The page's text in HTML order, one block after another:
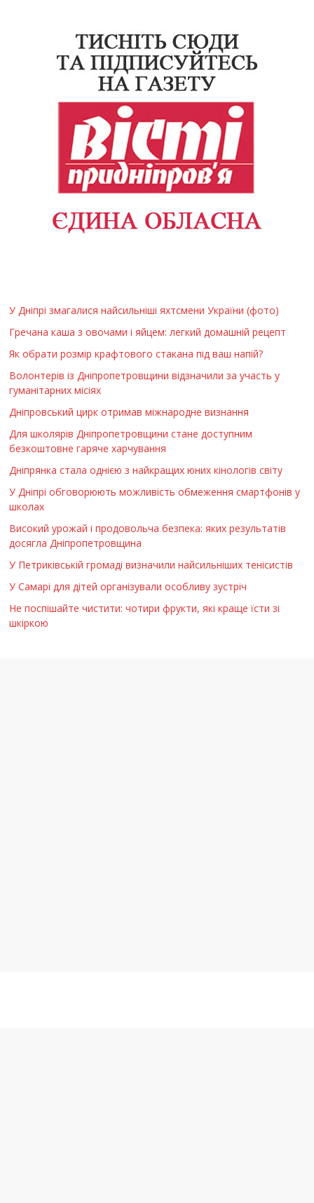
У Дніпрі змагалися найсильніші яхтсмени України (фото)
Гречана каша з овочами і яйцем: легкий домашній рецепт
Як обрати розмір крафтового стакана під ваш напій?
Волонтерів із Дніпропетровщини відзначили за участь у
гуманітарних місіях
Дніпровський цирк отримав міжнародне визнання
Для школярів Дніпропетровщини стане доступним
безкоштовне гаряче харчування
Дніпрянка стала однією з найкращих юних кінологів світу
У Дніпрі обговорюють можливість обмеження смартфонів у
школах
Високий урожай і продовольча безпека: яких результатів
досягла Дніпропетровщина
У Петриківській громаді визначили найсильніших тенісистів
У Самарі для дітей організували особливу зустріч
Не поспішайте чистити: чотири фрукти, які краще їсти зі
шкіркою